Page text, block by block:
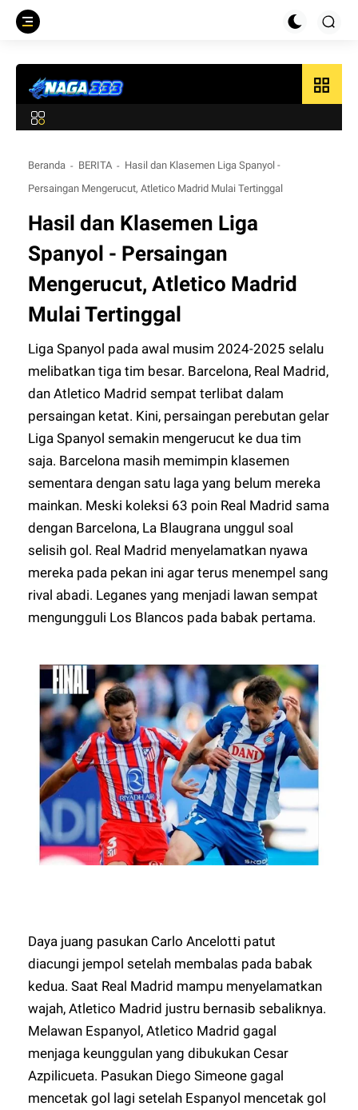
grid_view
Beranda BERITA
Hasil dan Klasemen Liga Spanyol -
Persaingan Mengerucut, Atletico Madrid Mulai Tertinggal
Hasil dan Klasemen Liga
Spanyol - Persaingan
Mengerucut, Atletico Madrid
Mulai Tertinggal
Liga Spanyol pada awal musim 2024-2025 selalu
melibatkan tiga tim besar. Barcelona, Real Madrid,
dan Atletico Madrid sempat terlibat dalam
persaingan ketat. Kini, persaingan perebutan gelar
Liga Spanyol semakin mengerucut ke dua tim
saja. Barcelona masih memimpin klasemen
sementara dengan satu laga yang belum mereka
mainkan. Meski koleksi 63 poin Real Madrid sama
dengan Barcelona, La Blaugrana unggul soal
selisih gol. Real Madrid menyelamatkan nyawa
mereka pada pekan ini agar terus menempel sang
rival abadi. Leganes yang menjadi lawan sempat
mengungguli Los Blancos pada babak pertama.
Daya juang pasukan Carlo Ancelotti patut
diacungi jempol setelah membalas pada babak
kedua. Saat Real Madrid mampu menyelamatkan
wajah, Atletico Madrid justru bernasib sebaliknya.
Melawan Espanyol, Atletico Madrid gagal
menjaga keunggulan yang dibukukan Cesar
Azpilicueta. Pasukan Diego Simeone gagal
mencetak gol lagi setelah Espanyol mencetak gol